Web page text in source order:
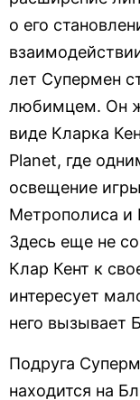
о его
лет Супермен
любимцем. Он
виде Кларка
Planet, где
освещение
Метрополиса и
Здесь еще не
Клар Кент к
интересует
него вызывает
Подруга
находится на